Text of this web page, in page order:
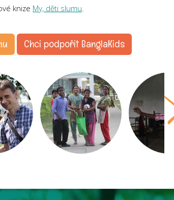
knize My, děti slumu
Chci podpořit BanglaKids